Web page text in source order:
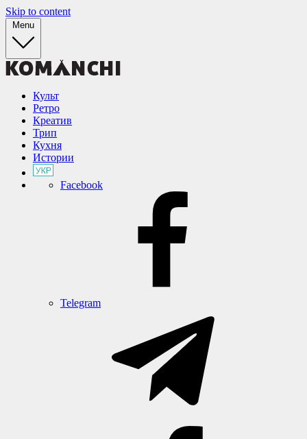
Skip to content
Menu
Культ
Ретро
Креатив
Трип
Кухня
Истории
Facebook
Telegram